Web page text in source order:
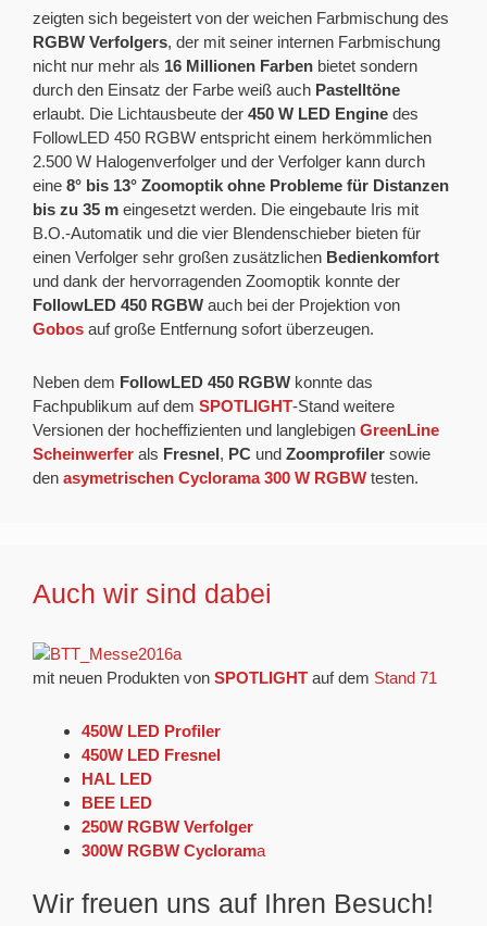
zeigten sich begeistert von der weichen Farbmischung des
RGBW Verfolgers, der mit seiner internen Farbmischung
nicht nur mehr als 16 Millionen Farben bietet sondern
durch den Einsatz der Farbe weiß auch Pastelltöne
erlaubt. Die Lichtausbeute der 450 W LED Engine des
FollowLED 450 RGBW entspricht einem herkömmlichen
2.500 W Halogenverfolger und der Verfolger kann durch
eine 8° bis 13° Zoomoptik ohne Probleme für Distanzen
bis zu 35 m eingesetzt werden. Die eingebaute Iris mit
B.O.-Automatik und die vier Blendenschieber bieten für
einen Verfolger sehr großen zusätzlichen Bedienkomfort
und dank der hervorragenden Zoomoptik konnte der
FollowLED 450 RGBW auch bei der Projektion von
Gobos auf große Entfernung sofort überzeugen.
Neben dem FollowLED 450 RGBW konnte das
Fachpublikum auf dem SPOTLIGHT-Stand weitere
Versionen der hocheffizienten und langlebigen GreenLine
Scheinwerfer als Fresnel, PC und Zoomprofiler sowie
den asymetrischen Cyclorama 300 W RGBW testen.
Auch wir sind dabei
mit neuen Produkten von SPOTLIGHT auf dem Stand 71
450W LED Profiler
450W LED Fresnel
HAL LED
BEE LED
250W RGBW Verfolger
300W RGBW Cyclorama
Wir freuen uns auf Ihren Besuch!